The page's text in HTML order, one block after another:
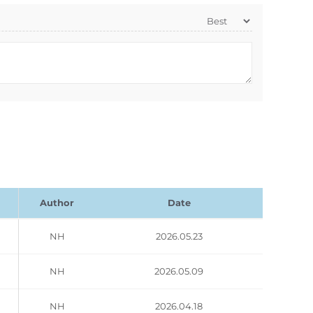
Author Date
NH 2026.05.23
NH 2026.05.09
NH 2026.04.18